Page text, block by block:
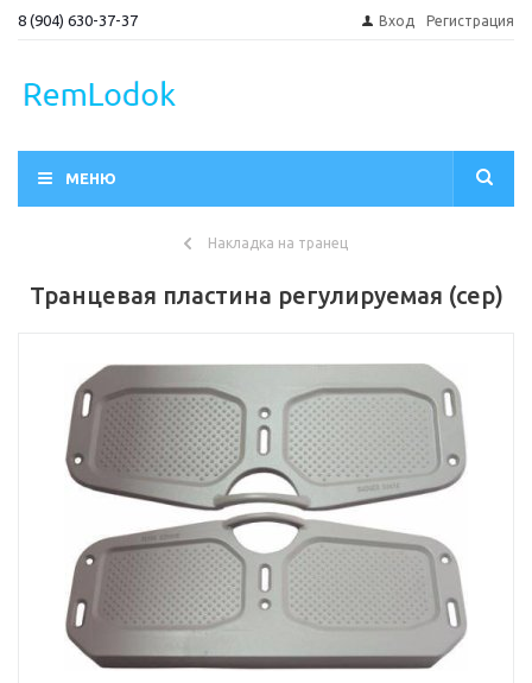
8 (904) 630-37-37 Вход Регистрация
МЕНЮ
Накладка на транец
Транцевая пластина регулируемая (сер)